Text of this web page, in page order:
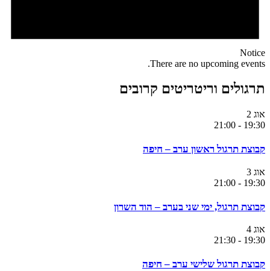
Notice
There are no upcoming events.
תרגולים וריטריטים קרובים
אוג 2
19:30
-
21:00
קבוצת תרגול ראשון ערב – חיפה
אוג 3
19:30
-
21:00
קבוצת תרגול, ימי שני בערב – הוד השרון
אוג 4
19:30
-
21:30
קבוצת תרגול שלישי ערב – חיפה